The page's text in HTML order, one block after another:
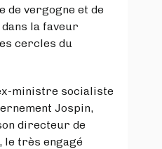
de vergogne et de
la faveur
cercles du
ministre socialiste
Jospin,
directeur de
le très engagé